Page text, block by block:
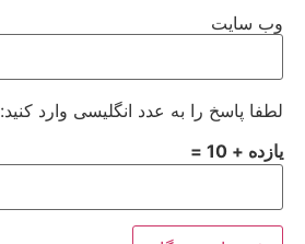
وب‌ سایت
لطفا پاسخ را به عدد انگلیسی وارد کنید:
یازده + 10 =